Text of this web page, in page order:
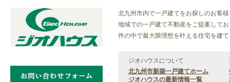
北九州市内で一戸建てをお探しのお客
地域での一戸建て不動産をご提案して
件の中で最大限理想を叶える住宅を建
ジオハウスについて
北九州市新築一戸建てホーム
ジオハウスの最新情報一覧